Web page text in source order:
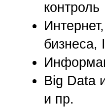
контроль
бизнеса,
Big Data
и пр.